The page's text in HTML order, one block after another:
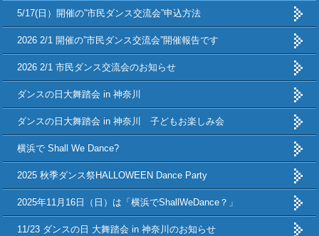
5/17(日）開催の”市民ダンス交流会”申込方法
2026 2/1 開催の”市民ダンス交流会”開催報告です
2026 2/1 市民ダンス交流会のお知らせ
ダンスの日大舞踏会 in 神奈川
ダンスの日大舞踏会 in 神奈川 子どもお楽しみ会
横浜で Shall We Dance?
2025 秋季ダンス祭HALLOWEEN Dance Party
2025年11月16日（日）は「横浜でShallWeDance？」
11/23 ダンスの日 大舞踏会 in 神奈川のお知らせ